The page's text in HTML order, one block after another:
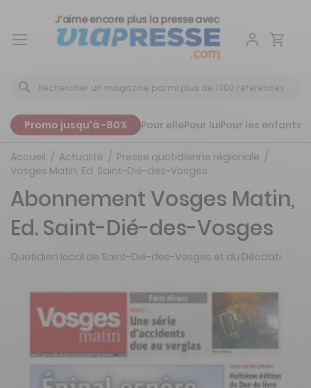
Aller
Promo jusqu'à -80% Pour ellePour luiPour les enfants
Accueil Actualité
Presse quotidienne régionale
Vosges Matin, Ed. Saint-Dié-des-Vosges
Abonnement Vosges Matin,
Ed. Saint-Dié-des-Vosges
Quotidien local de Saint-Dié-des-Vosges et du Déodati.